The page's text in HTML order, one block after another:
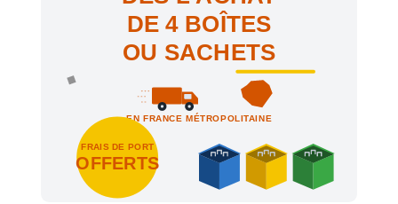
DE 4 BOÎTES
OU SACHETS
EN FRANCE MÉTROPOLITAINE
FRAIS DE PORT
OFFERTS